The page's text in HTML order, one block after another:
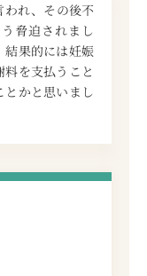
れ、その後不
脅迫されまし
結果的には妊娠
を支払うこと
かと思いまし